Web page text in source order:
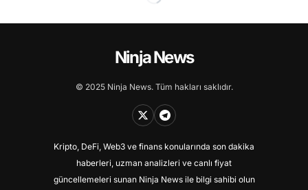
Ninja News
© 2025 Ninja News. Tüm hakları saklıdır.
Kripto, DeFi, Web3 ve finans konularında son dakika
haberleri, uzman analizleri ve canlı fiyat
güncellemeleri sunan Ninja News ile bilgi sahibi olun